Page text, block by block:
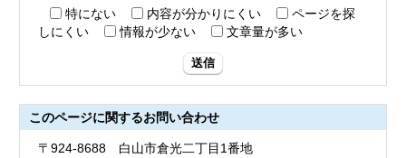
特にない
内容が分かりにくい
ページを探
しにくい
情報が少ない 文章量が多い
送信
このページに関するお問い合わせ
〒924-8688 白山市倉光二丁目1番地